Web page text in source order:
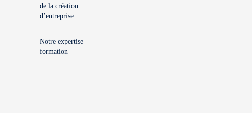
de la création
d’entreprise
Notre expertise
formation